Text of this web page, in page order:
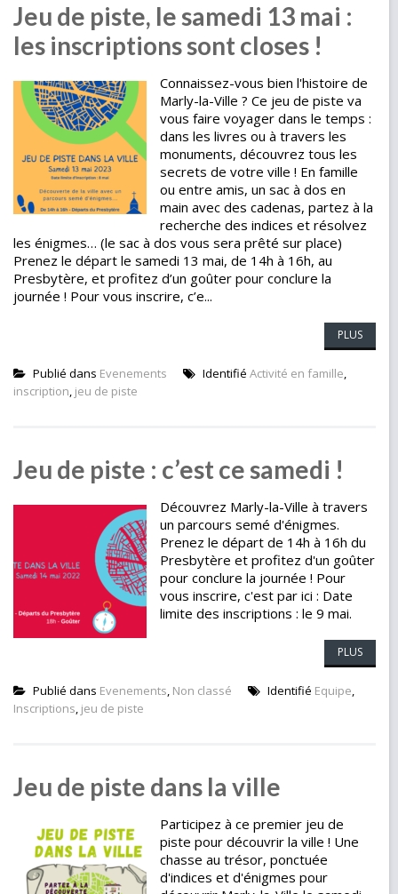
Jeu de piste, le samedi 13 mai :
les inscriptions sont closes !
Connaissez-vous bien l'histoire de
Marly-la-Ville ? Ce jeu de piste va
vous faire voyager dans le temps :
dans les livres ou à travers les
monuments, découvrez tous les
secrets de votre ville ! En famille
ou entre amis, un sac à dos en
main avec des cadenas, partez à la
recherche des indices et résolvez
les énigmes… (le sac à dos vous sera prêté sur place)
Prenez le départ le samedi 13 mai, de 14h à 16h, au
Presbytère, et profitez d’un goûter pour conclure la
journée ! Pour vous inscrire, c’e...
PLUS
Publié dans Evenements Identifié Activité en famille,
inscription, jeu de piste
Jeu de piste : c’est ce samedi !
Découvrez Marly-la-Ville à travers
un parcours semé d'énigmes.
Prenez le départ de 14h à 16h du
Presbytère et profitez d'un goûter
pour conclure la journée ! Pour
vous inscrire, c'est par ici : Date
limite des inscriptions : le 9 mai.
PLUS
Publié dans Evenements, Non classé Identifié Equipe,
Inscriptions, jeu de piste
Jeu de piste dans la ville
Participez à ce premier jeu de
piste pour découvrir la ville ! Une
chasse au trésor, ponctuée
d'indices et d'énigmes pour